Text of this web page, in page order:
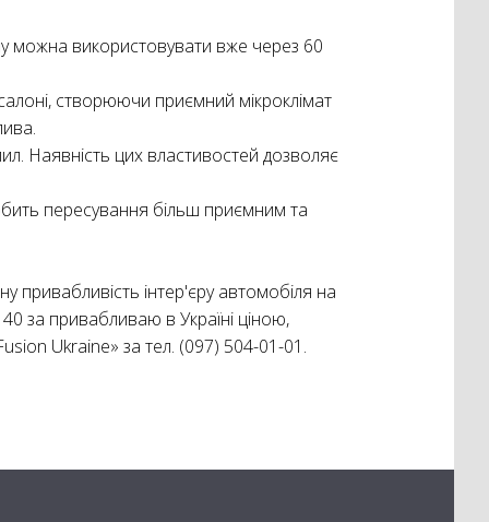
використовувати вже через 60
створюючи приємний мікроклімат
Наявність цих властивостей дозволяє
пересування більш приємним та
привабливість інтер'єру автомобіля на
за привабливаю в Україні ціною,
Ukraine» за тел. (097) 504-01-01.